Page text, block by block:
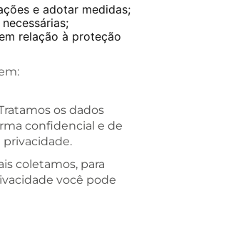
e adotar medidas;
relação à proteção
os dados
confidencial e de
coletamos, para
você pode